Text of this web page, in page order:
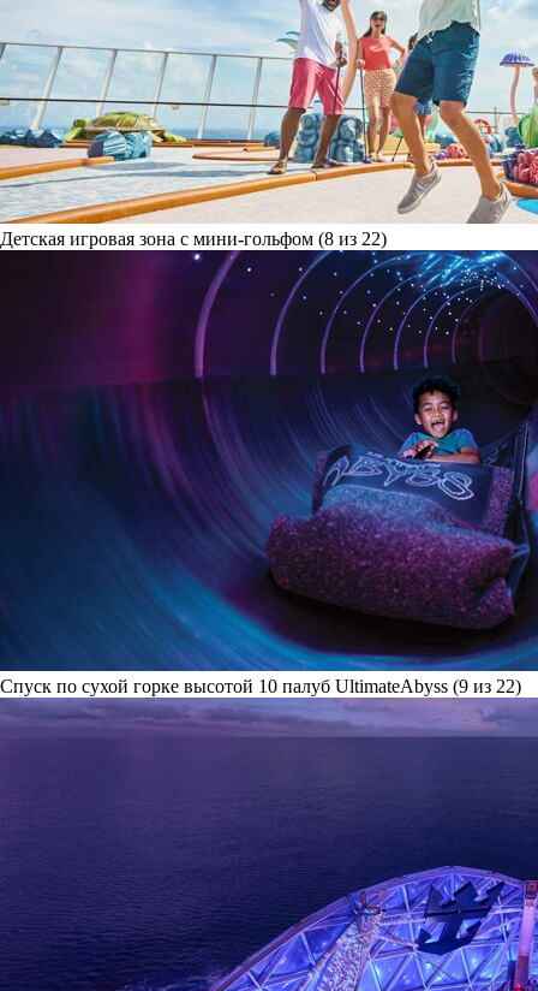
Детская игровая зона с мини-гольфом (8 из 22)
Спуск по сухой горке высотой 10 палуб UltimateAbyss (9 из 22)